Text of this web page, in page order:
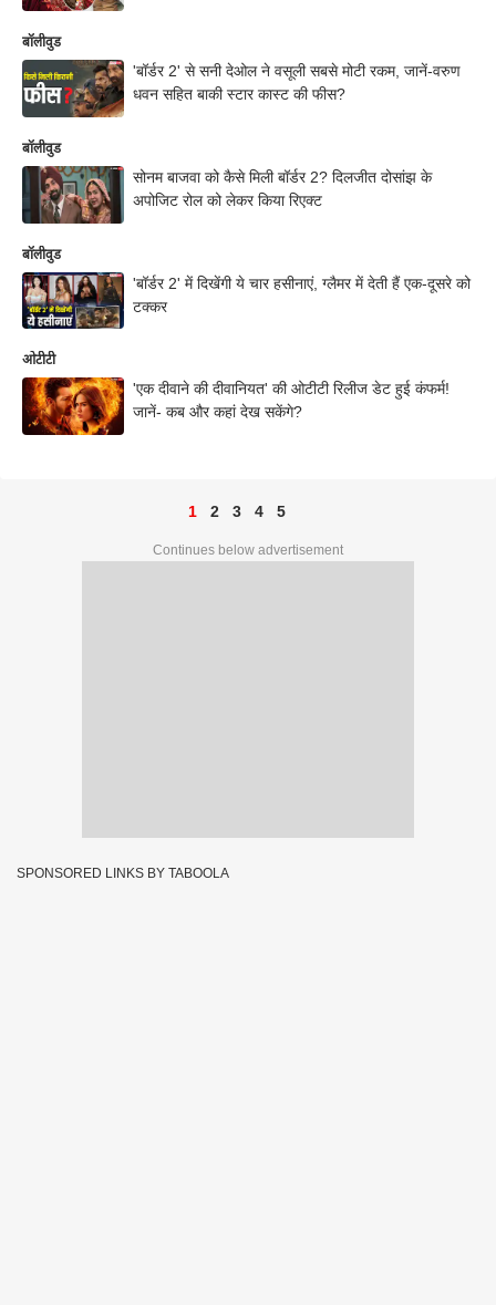
बॉलीवुड
'बॉर्डर 2' से सनी देओल ने वसूली सबसे मोटी रकम, जानें-वरुण
धवन सहित बाकी स्टार कास्ट की फीस?
बॉलीवुड
सोनम बाजवा को कैसे मिली बॉर्डर 2? दिलजीत दोसांझ के
अपोजिट रोल को लेकर किया रिएक्ट
बॉलीवुड
'बॉर्डर 2' में दिखेंगी ये चार हसीनाएं, ग्लैमर में देती हैं एक-दूसरे को
टक्कर
ओटीटी
'एक दीवाने की दीवानियत' की ओटीटी रिलीज डेट हुई कंफर्म!
जानें- कब और कहां देख सकेंगे?
1 2 3 4 5
Continues below advertisement
SPONSORED LINKS BY TABOOLA